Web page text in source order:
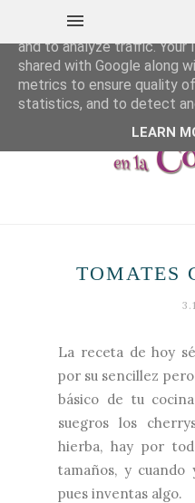
TOMATES
La receta de hoy
por su sencillez
básico de tu
suegros los
hierba, hay por
tamaños, y cuando
pues inventas algo.
This site uses cookies
and to analyze traffic. Your
shared with Google along
metrics to ensure quality
statistics, and to detect
LEARN